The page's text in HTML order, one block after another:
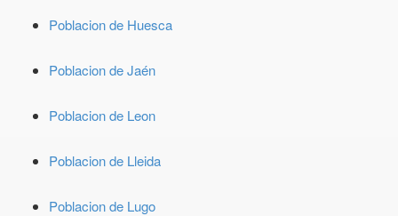
Poblacion de Huesca
Poblacion de Jaén
Poblacion de Leon
Poblacion de Lleida
Poblacion de Lugo